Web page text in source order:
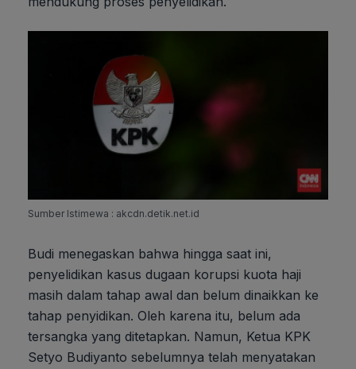
Sumber Istimewa : akcdn.detik.net.id
Budi menegaskan bahwa hingga saat ini,
penyelidikan kasus dugaan korupsi kuota haji
masih dalam tahap awal dan belum dinaikkan ke
tahap penyidikan. Oleh karena itu, belum ada
tersangka yang ditetapkan. Namun, Ketua KPK
Setyo Budiyanto sebelumnya telah menyatakan